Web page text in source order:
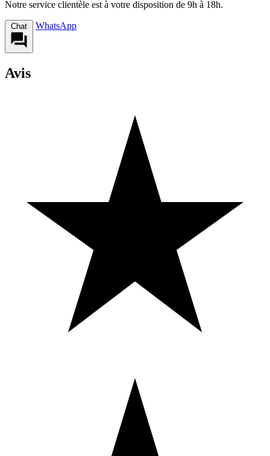
Notre service clientèle est à votre disposition de 9h à 18h.
Chat WhatsApp
Avis